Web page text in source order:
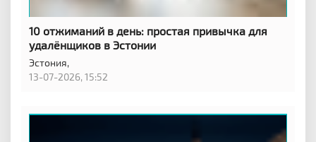
10 отжиманий в день: простая привычка для
удалёнщиков в Эстонии
Эстония,
13-07-2026, 15:52